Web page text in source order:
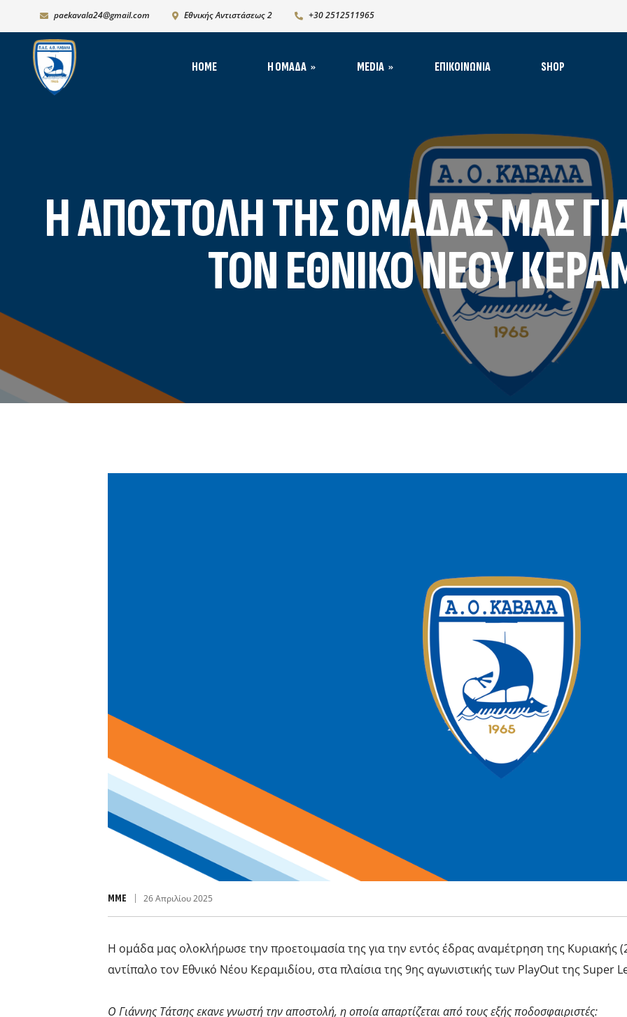
paekavala24@gmail.com Εθνικής Αντιστάσεως 2 +30 2512511965
HOME Η ΟΜΆΔΑ
Χορηγικό πλάνο – Χορηγοί
Πρόγραμμα Ανάπτυξης
Υποδομών
MEDIA
1965-1970
1970-1980​
1980-1990
1990-2000
2000-2008
2009-2012
ΕΠΙΚΟΙΝΩΝΊΑ SHOP
Η ΑΠΟΣΤΟΛΉ ΤΗΣ ΟΜΆΔΑΣ ΜΑΣ
ΤΟΝ ΕΘΝΙΚΌ ΝΈΟΥ
MME 26 Απριλίου 2025
Η ομάδα μας ολοκλήρωσε την προετοιμασία της για την εντός έδρας αναμέτρηση της Κυριακής
αντίπαλο τον Εθνικό Νέου Κεραμιδίου, στα πλαίσια της 9ης αγωνιστικής των PlayOut της Super
Ο Γιάννης Τάτσης εκανε γνωστή την αποστολή, η οποία απαρτίζεται από τους εξής ποδοσφαιριστές: